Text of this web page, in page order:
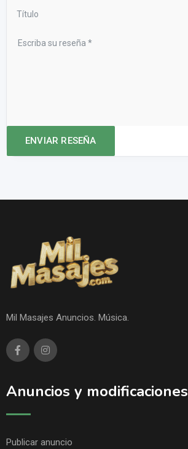
Mil Masajes Anuncios. Música.
Anuncios y modificaciones
Publicar anuncio